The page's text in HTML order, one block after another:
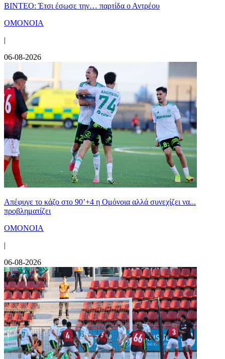
ΒΙΝΤΕΟ: Έτσι έσωσε την… παρτίδα ο Αντρέου
ΟΜΟΝΟΙΑ
|
06-08-2026
Απέφυγε το κάζο στο 90’+4 η Ομόνοια αλλά συνεχίζει να...
προβληματίζει
ΟΜΟΝΟΙΑ
|
06-08-2026